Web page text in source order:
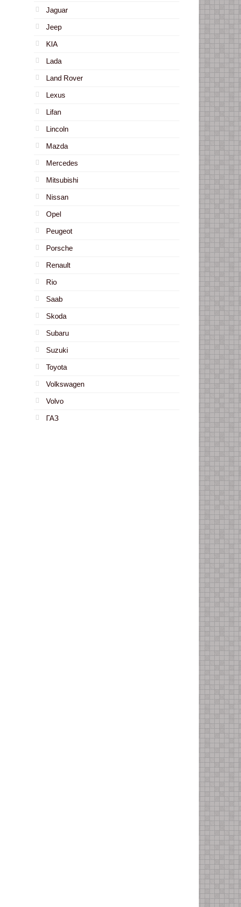
Jaguar
Jeep
KIA
Lada
Land Rover
Lexus
Lifan
Lincoln
Mazda
Mercedes
Mitsubishi
Nissan
Opel
Peugeot
Porsche
Renault
Rio
Saab
Skoda
Subaru
Suzuki
Toyota
Volkswagen
Volvo
ГАЗ